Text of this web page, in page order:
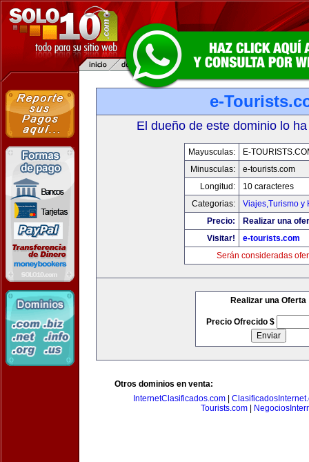
e-
El dueño de este dominio lo
Mayusculas:
E-
Minusculas:
e-tourists.com
Longitud:
10 caracteres
Categorias:
Viajes,Turismo y
Precio:
Realizar una
Visitar!
e-tourists.com
Serán consideradas
Realizar una Oferta
Precio Ofrecido $
Otros dominios en venta:
InternetClasificados.com
Tourists.com